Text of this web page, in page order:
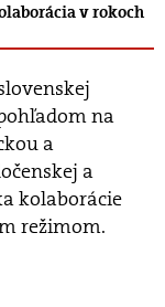
v rokoch
na
a
a
kolaborácie
režimom.